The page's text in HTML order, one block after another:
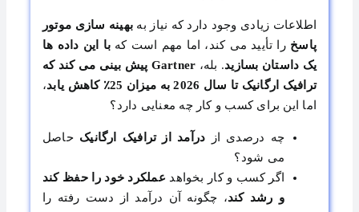
اطلاعات زیادی وجود دارد که نیاز به بهینه سازی موتور
پاسخ را تأیید می کند، اما مهم است که با این داده ها
یک داستان بسازید. بله،
Gartner پیش بینی می کند که
ترافیک ارگانیک تا سال 2026 به میزان 25٪ کاهش یابد
،
اما این برای کسب و کار چه معنایی دارد؟
چه درصدی از درآمد از ترافیک ارگانیک حاصل
می شود؟
اگر کسب و کار بخواهد عملکرد خود را حفظ کند
و رشد کند، چگونه آن درآمد از دست رفته را